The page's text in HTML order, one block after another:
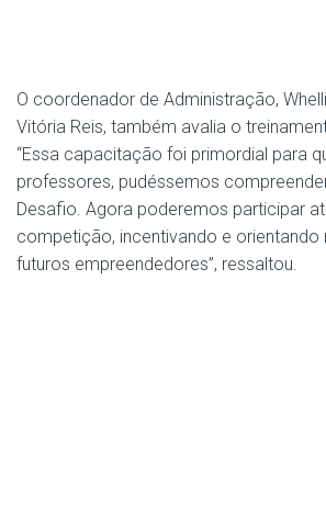
O coordenador de Administração,
Vitória Reis, também avalia o
“Essa capacitação foi primordial para
professores, pudéssemos
Desafio. Agora poderemos participar
competição, incentivando e orientando
futuros empreendedores”, ressaltou.